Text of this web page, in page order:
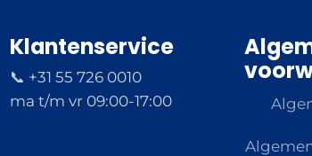
Klantenservice
📞 +31 55 726 0010
ma t/m vr 09:00-17:00